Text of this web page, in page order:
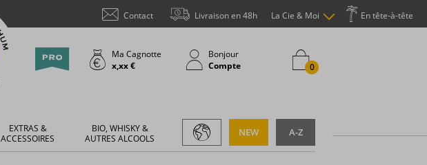
En tête-à-tête
La Cie & Moi
Livraison en 48h
Contact
Ma Cagnotte
x,xx €
Bonjour
Compte
0
EXTRAS &
ACCESSOIRES
BIO, WHISKY &
AUTRES ALCOOLS
A-Z
NEW